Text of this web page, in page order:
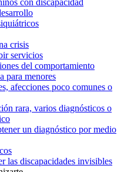
crisis
servicios
del comportamiento
para menores
afecciones poco comunes o
rara, varios diagnósticos o
un diagnóstico por medio
las discapacidades invisibles